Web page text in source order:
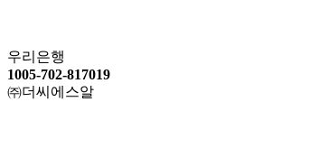
우리은행
1005-702-817019
㈜더씨에스알